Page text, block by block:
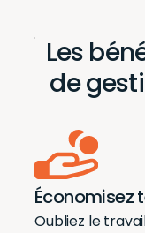
Les
de
Économisez
Oubliez le